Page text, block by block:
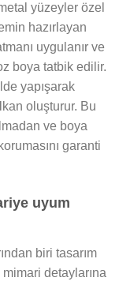
yüzeyler özel
hazırlayan
uygulanır ve
boya tatbik edilir.
yapışarak
oluşturur. Bu
ve boya
garanti
uyum
biri tasarım
detaylarına